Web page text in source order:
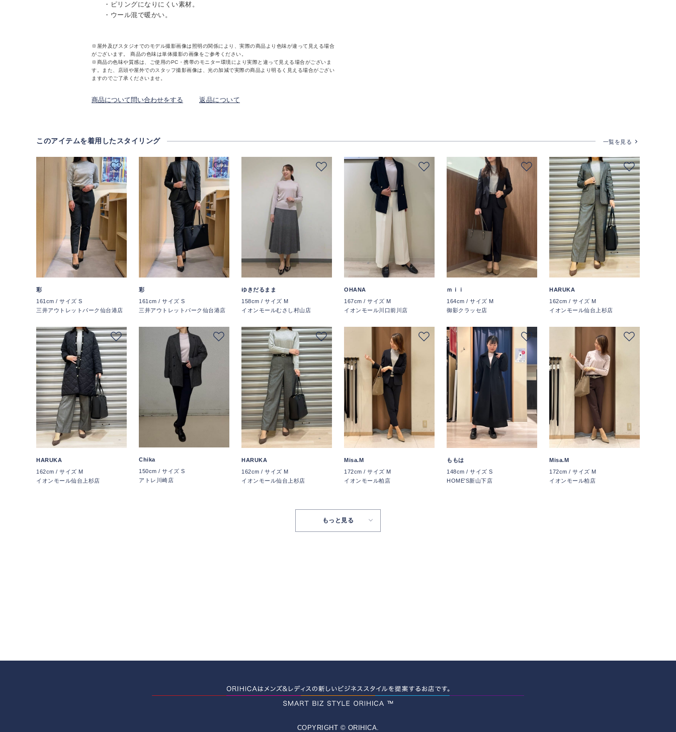
・ピリングになりにくい素材。
・ウール混で暖かい。
※屋外及びスタジオでのモデル撮影画像は照明の関係により、実際の商品より色味が違って見える場合
がございます。 商品の色味は単体撮影の画像をご参考ください。
※商品の色味や質感は、ご使用のPC・携帯のモニター環境により実際と違って見える場合がございま
す。また、店頭や屋外でのスタッフ撮影画像は、光の加減で実際の商品より明るく見える場合がござい
ますのでご了承くださいませ。
商品について問い合わせをする 返品について
このアイテムを着用したスタイリング 一覧を見る
彩
161cm / サイズ S
三井アウトレットパーク仙台港店
彩
161cm / サイズ S
三井アウトレットパーク仙台港店
ゆきだるまま
158cm / サイズ M
イオンモールむさし村山店
OHANA
167cm / サイズ M
イオンモール川口前川店
ｍｉｉ
164cm / サイズ M
御影クラッセ店
HARUKA
162cm / サイズ M
イオンモール仙台上杉店
HARUKA
162cm / サイズ M
イオンモール仙台上杉店
Chika
150cm / サイズ S
アトレ川崎店
HARUKA
162cm / サイズ M
イオンモール仙台上杉店
Misa.M
172cm / サイズ M
イオンモール柏店
ももは
148cm / サイズ S
HOME'S新山下店
Misa.M
172cm / サイズ M
イオンモール柏店
もっと見る
COPYRIGHT © ORIHICA.